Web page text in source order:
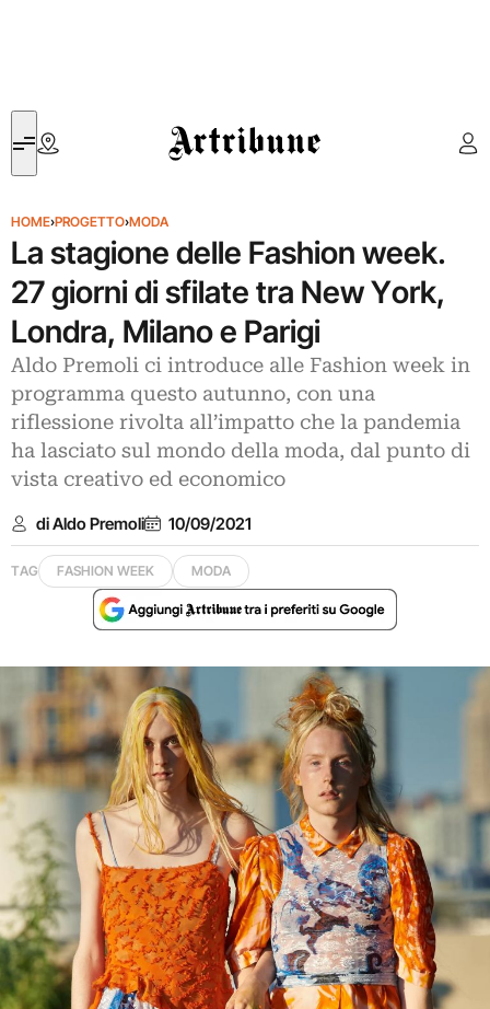
Artribune
HOME›PROGETTO›MODA
La stagione delle Fashion week.
27 giorni di sfilate tra New York,
Londra, Milano e Parigi
Aldo Premoli ci introduce alle Fashion week in
programma questo autunno, con una
riflessione rivolta all’impatto che la pandemia
ha lasciato sul mondo della moda, dal punto di
vista creativo ed economico
di Aldo Premoli 10/09/2021
TAG FASHION WEEK MODA